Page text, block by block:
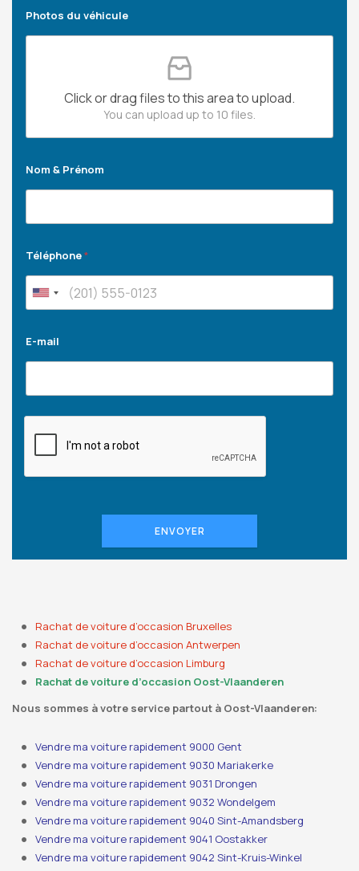
Photos du véhicule
Click or drag files to this area to upload.
You can upload up to 10 files.
Nom & Prénom
Téléphone*
E-mail
ENVOYER
Rachat de voiture d’occasion Bruxelles
Rachat de voiture d’occasion Antwerpen
Rachat de voiture d’occasion Limburg
Rachat de voiture d’occasion Oost-Vlaanderen
Nous sommes à votre service partout à Oost-Vlaanderen:
Vendre ma voiture rapidement 9000 Gent
Vendre ma voiture rapidement 9030 Mariakerke
Vendre ma voiture rapidement 9031 Drongen
Vendre ma voiture rapidement 9032 Wondelgem
Vendre ma voiture rapidement 9040 Sint-Amandsberg
Vendre ma voiture rapidement 9041 Oostakker
Vendre ma voiture rapidement 9042 Sint-Kruis-Winkel